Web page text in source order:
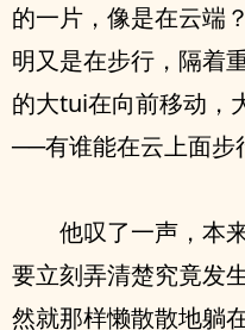
的一片，像是在云端
明又是在步行，隔着
的大tui在向前移动，
──有谁能在云上面步
他叹了一声，本
要立刻弄清楚究竟发
然就那样懒散散地躺